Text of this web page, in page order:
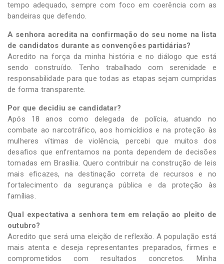
tempo adequado, sempre com foco em coerência com as
bandeiras que defendo.
A senhora acredita na confirmação do seu nome na lista
de candidatos durante as convenções partidárias?
Acredito na força da minha história e no diálogo que está
sendo construído. Tenho trabalhado com serenidade e
responsabilidade para que todas as etapas sejam cumpridas
de forma transparente.
Por que decidiu se candidatar?
Após 18 anos como delegada de polícia, atuando no
combate ao narcotráfico, aos homicídios e na proteção às
mulheres vítimas de violência, percebi que muitos dos
desafios que enfrentamos na ponta dependem de decisões
tomadas em Brasília. Quero contribuir na construção de leis
mais eficazes, na destinação correta de recursos e no
fortalecimento da segurança pública e da proteção às
famílias.
Qual expectativa a senhora tem em relação ao pleito de
outubro?
Acredito que será uma eleição de reflexão. A população está
mais atenta e deseja representantes preparados, firmes e
comprometidos com resultados concretos. Minha